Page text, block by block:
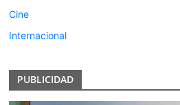
Cine
Internacional
PUBLICIDAD